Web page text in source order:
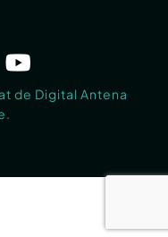
de Digital Antena